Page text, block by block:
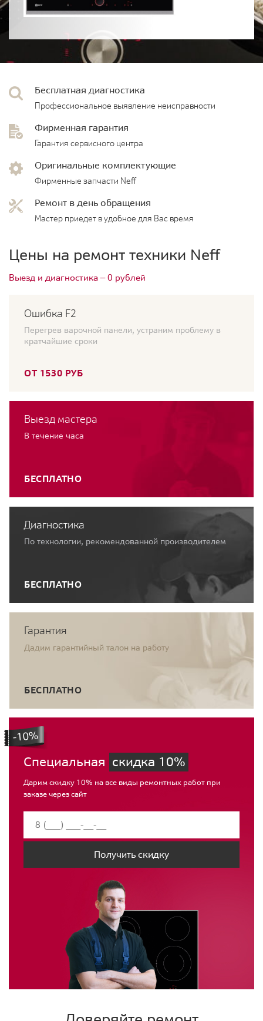
Бесплатная диагностика
Профессиональное выявление неисправности
Фирменная гарантия
Гарантия сервисного центра
Оригинальные комплектующие
Фирменные запчасти Neff
Ремонт в день обращения
Мастер приедет в удобное для Вас время
Цены на ремонт техники Neff
Выезд и диагностика — 0 рублей
Ошибка F2
Перегрев варочной панели, устраним проблему в
кратчайшие сроки
ОТ 1530 РУБ
Выезд мастера
В течение часа
БЕСПЛАТНО
Диагностика
По технологии, рекомендованной производителем
БЕСПЛАТНО
Гарантия
Дадим гарантийный талон на работу
БЕСПЛАТНО
Специальная скидка 10%
Дарим скидку 10% на все виды ремонтных работ при
заказе через сайт
Получить скидку